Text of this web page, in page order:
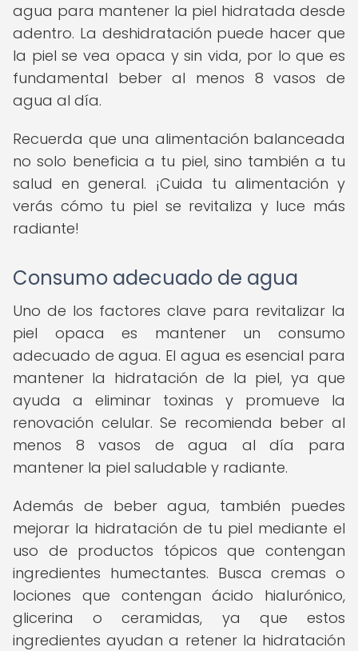
agua para mantener la piel hidratada desde
adentro. La deshidratación puede hacer que
la piel se vea opaca y sin vida, por lo que es
fundamental beber al menos 8 vasos de
agua al día.
Recuerda que una alimentación balanceada
no solo beneficia a tu piel, sino también a tu
salud en general. ¡Cuida tu alimentación y
verás cómo tu piel se revitaliza y luce más
radiante!
Consumo adecuado de agua
Uno de los factores clave para revitalizar la
piel opaca es mantener un consumo
adecuado de agua. El agua es esencial para
mantener la hidratación de la piel, ya que
ayuda a eliminar toxinas y promueve la
renovación celular. Se recomienda beber al
menos 8 vasos de agua al día para
mantener la piel saludable y radiante.
Además de beber agua, también puedes
mejorar la hidratación de tu piel mediante el
uso de productos tópicos que contengan
ingredientes humectantes. Busca cremas o
lociones que contengan ácido hialurónico,
glicerina o ceramidas, ya que estos
ingredientes ayudan a retener la hidratación